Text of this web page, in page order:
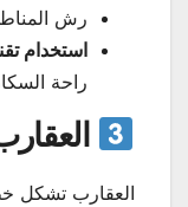
رش
استخدام
راحة
العقارب تشكل